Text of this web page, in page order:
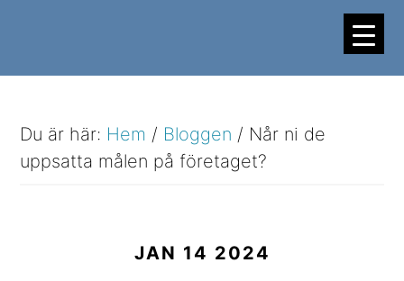
Du är här: Hem / Bloggen / Når ni de
uppsatta målen på företaget?
JAN 14 2024